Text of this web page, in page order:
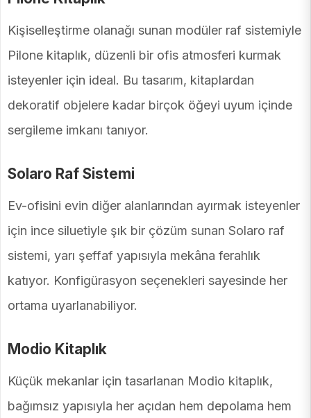
Kişiselleştirme olanağı sunan modüler raf sistemiyle
Pilone kitaplık, düzenli bir ofis atmosferi kurmak
isteyenler için ideal. Bu tasarım, kitaplardan
dekoratif objelere kadar birçok öğeyi uyum içinde
sergileme imkanı tanıyor.
Solaro Raf Sistemi
Ev-ofisini evin diğer alanlarından ayırmak isteyenler
için ince siluetiyle şık bir çözüm sunan Solaro raf
sistemi, yarı şeffaf yapısıyla mekâna ferahlık
katıyor. Konfigürasyon seçenekleri sayesinde her
ortama uyarlanabiliyor.
Modio Kitaplık
Küçük mekanlar için tasarlanan Modio kitaplık,
bağımsız yapısıyla her açıdan hem depolama hem